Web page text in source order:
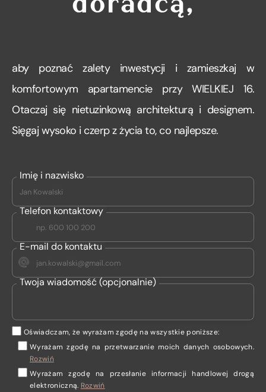
Imię i nazwisko
Telefon kontaktowy
E-mail do kontaktu
Twoja wiadomość (opcjonalnie)
Oświadczam, że wyrażam zgodę na wszystkie poniższe:
Wyrażam zgodę na przetwarzanie moich danych osobowych.
Rozwiń
Wyrażam zgodęna przesłanie informacji handlowej drogą
elektroniczną. Rozwiń
aby poznać zalety inwestycji i zamieszkaj w
komfortowym apartamencie przy WIELKIEJ 16.
Otaczaj się nietuzinkową architekturą i designem.
Sięgaj wysoko i czerp z życia to, co najlepsze.